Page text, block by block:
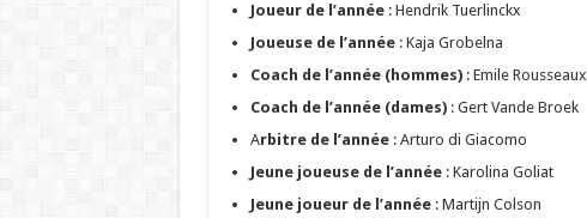
Joueur de l’année: Hendrik Tuerlinckx
Joueuse de l’année: Kaja Grobelna
Coach de l’année (hommes): Emile Rousseaux
Coach de l’année (dames): Gert Vande Broek
Arbitre de l’année: Arturo di Giacomo
Jeune joueuse de l’année: Karolina Goliat
Jeune joueur de l’année: Martijn Colson